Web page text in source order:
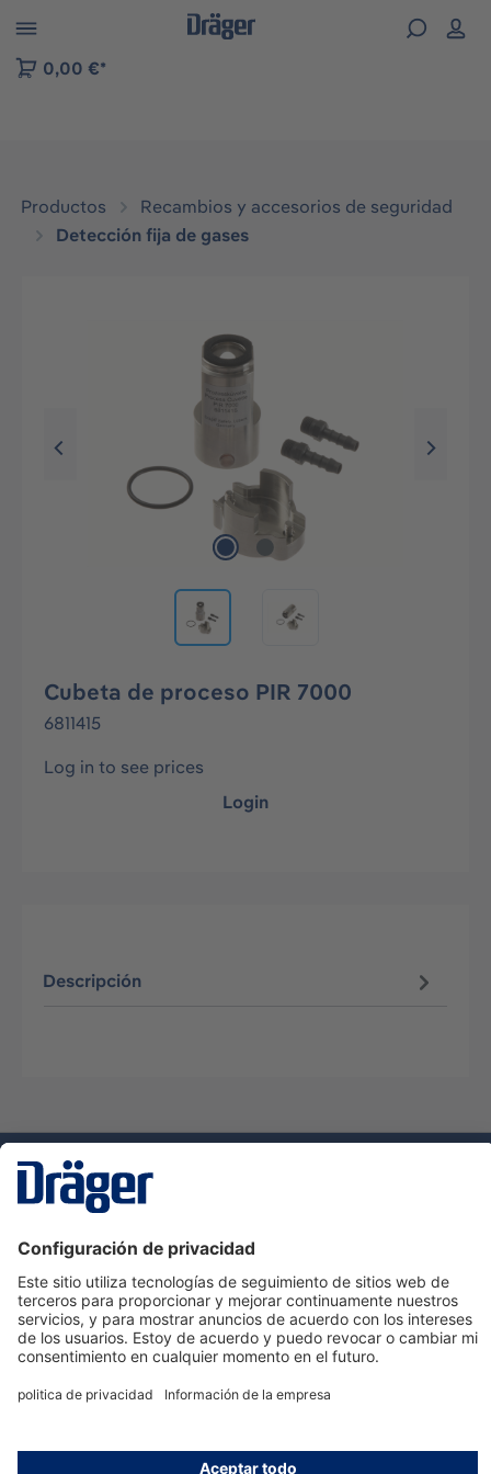
to B2B platform navigation
0,00 €*
Productos
Recambios y accesorios de seguridad
Detección fija de gases
Omitir galería de imágenes
Cubeta de proceso PIR 7000
6811415
Log in to see prices
Login
Descripción
Servicio de atención al cliente de Dräger
Ayuda
Información